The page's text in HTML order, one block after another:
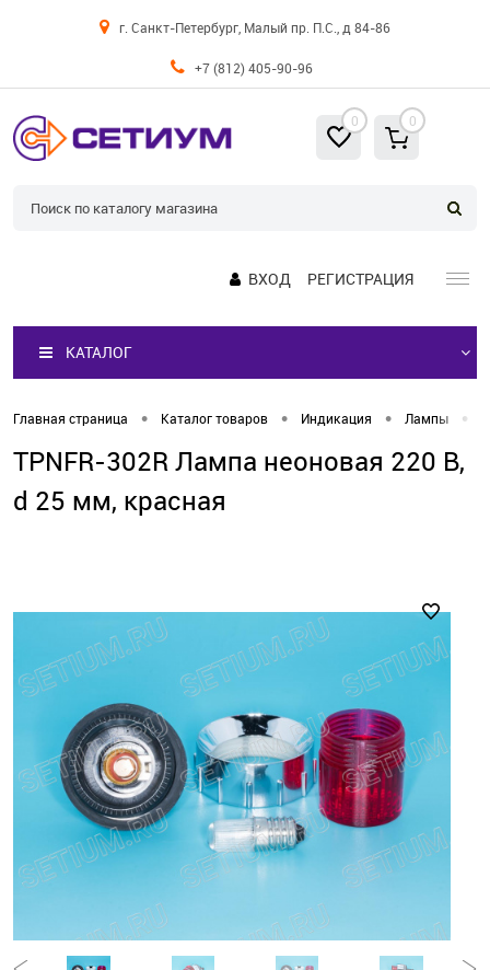
г. Санкт-Петербург, Малый пр. П.С., д 84-86
+7 (812) 405-90-96
0 0
ВХОД РЕГИСТРАЦИЯ
КАТАЛОГ
Главная страница • Каталог товаров • Индикация • Лампы •
TPNFR-302R Лампа неоновая 220 В,
d 25 мм, красная